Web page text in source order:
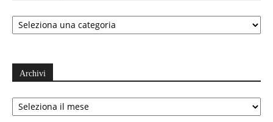
Categorie
Archivi
Archivi